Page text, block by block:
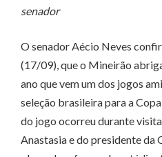
senador
O senador Aécio Neves
(17/09), que o Mineirão
ano que vem um dos jogos
seleção brasileira para a
do jogo ocorreu durante
Anastasia e do presidente da